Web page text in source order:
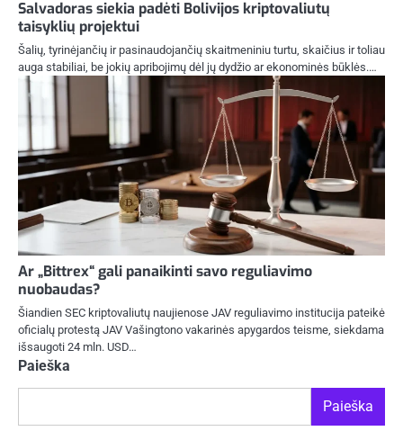
Salvadoras siekia padėti Bolivijos kriptovaliutų
taisyklių projektui
Šalių, tyrinėjančių ir pasinaudojančių skaitmeniniu turtu, skaičius ir toliau
auga stabiliai, be jokių apribojimų dėl jų dydžio ar ekonominės būklės.…
Ar „Bittrex“ gali panaikinti savo reguliavimo
nuobaudas?
Šiandien SEC kriptovaliutų naujienose JAV reguliavimo institucija pateikė
oficialų protestą JAV Vašingtono vakarinės apygardos teisme, siekdama
išsaugoti 24 mln. USD…
Paieška
Paieška